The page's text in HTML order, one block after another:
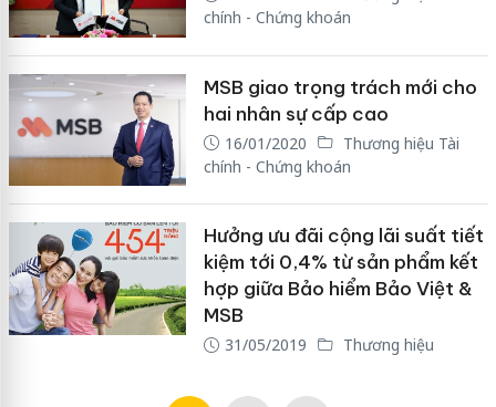
chính - Chứng khoán
MSB giao trọng trách mới cho
hai nhân sự cấp cao
16/01/2020
Thương hiệu Tài
chính - Chứng khoán
Hưởng ưu đãi cộng lãi suất tiết
kiệm tới 0,4% từ sản phẩm kết
hợp giữa Bảo hiểm Bảo Việt &
MSB
31/05/2019 Thương hiệu